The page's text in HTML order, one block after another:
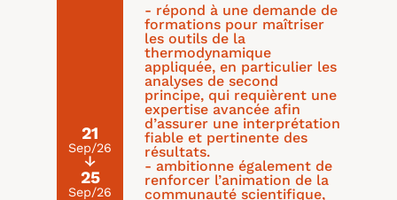
21
Sep/26
↓
25
Sep/26
- répond à une demande de
formations pour maîtriser
les outils de la
thermodynamique
appliquée, en particulier les
analyses de second
principe, qui requièrent une
expertise avancée afin
d’assurer une interprétation
fiable et pertinente des
résultats.
- ambitionne également de
renforcer l’animation de la
communauté scientifique,